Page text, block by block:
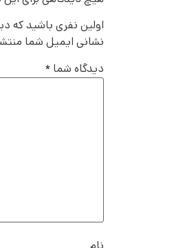
اولین نفری باشید که
نشانی ایمیل شما
دیدگاه شما *